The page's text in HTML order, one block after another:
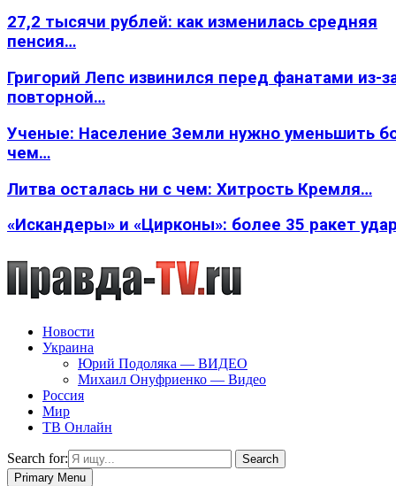
27,2 тысячи рублей: как изменилась средняя
пенсия…
Григорий Лепс извинился перед фанатами из-
повторной…
Ученые: Население Земли нужно уменьшить
чем…
Литва осталась ни с чем: Хитрость Кремля…
«Искандеры» и «Цирконы»: более 35 ракет
Новости
Украина
Юрий Подоляка — ВИДЕО
Михаил Онуфриенко — Видео
Россия
Мир
ТВ Онлайн
Search for:
Search
Primary Menu